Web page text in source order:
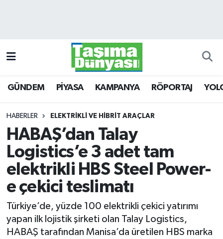
GÜNDEM PİYASA KAMPANYA RÖPORTAJ
HABERLER ELEKTRİKLİ VE HİBRİT ARAÇLAR
HABAŞ’dan Talay
Logistics’e 3 adet tam
elektrikli HBS Steel Power-
e çekici teslimatı
Türkiye’de, yüzde 100 elektrikli çekici yatırımı
yapan ilk lojistik şirketi olan Talay Logistics,
HABAŞ tarafından Manisa’da üretilen HBS marka
KAMPANYA
RÖPORTAJ
YOLCU TAŞIMA
LOJİSTİK
E-GAZETE
TAŞITLAR
Trafik Durumu
Süper Lig Puan Durumu ve Fikstür
Tüm Manşetler
Son Dakika Haberleri
Haber Arşivi